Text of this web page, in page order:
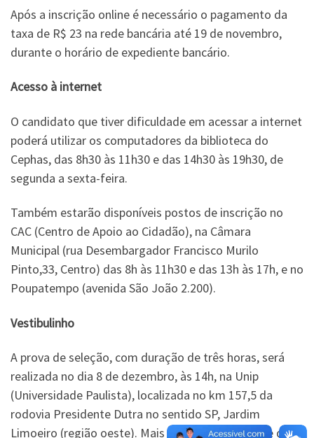
Após a inscrição online é necessário o pagamento da
taxa de R$ 23 na rede bancária até 19 de novembro,
durante o horário de expediente bancário.
Acesso à internet
O candidato que tiver dificuldade em acessar a internet
poderá utilizar os computadores da biblioteca do
Cephas, das 8h30 às 11h30 e das 14h30 às 19h30, de
segunda a sexta-feira.
Também estarão disponíveis postos de inscrição no
CAC (Centro de Apoio ao Cidadão), na Câmara
Municipal (rua Desembargador Francisco Murilo
Pinto,33, Centro) das 8h às 11h30 e das 13h às 17h, e no
Poupatempo (avenida São João 2.200).
Vestibulinho
A prova de seleção, com duração de três horas, será
realizada no dia 8 de dezembro, às 14h, na Unip
(Universidade Paulista), localizada no km 157,5 da
rodovia Presidente Dutra no sentido SP, Jardim
Limoeiro (região oeste). Mais informações no site do